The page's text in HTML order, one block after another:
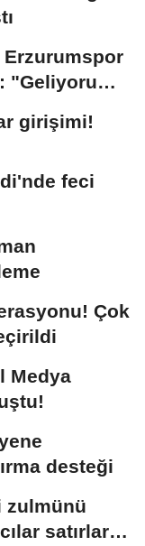
Erzurumspor
"Geliyorum
girişimi!
feci
Çok
Medya
desteği
zulmünü
satırlara